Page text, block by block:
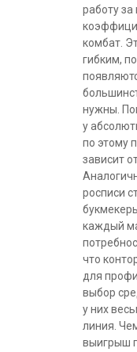
работу
комбат.
гибким,
нужны.
у
по этому
зависит
росписи
каждый
что
для
выбор
у них
линия.
выигрыш